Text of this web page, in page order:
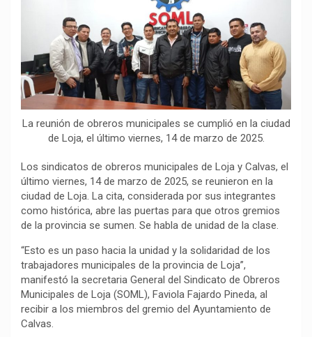
o
k
s
A
p
p
r
a
m
i
n
k
p
a
r
t
r
La reunión de obreros municipales se cumplió en la ciudad
de Loja, el último viernes, 14 de marzo de 2025.
Los sindicatos de obreros municipales de Loja y Calvas, el
último viernes, 14 de marzo de 2025, se reunieron en la
ciudad de Loja. La cita, considerada por sus integrantes
como histórica, abre las puertas para que otros gremios
de la provincia se sumen. Se habla de unidad de la clase.
“Esto es un paso hacia la unidad y la solidaridad de los
trabajadores municipales de la provincia de Loja”,
manifestó la secretaria General del Sindicato de Obreros
Municipales de Loja (SOML), Faviola Fajardo Pineda, al
recibir a los miembros del gremio del Ayuntamiento de
Calvas.